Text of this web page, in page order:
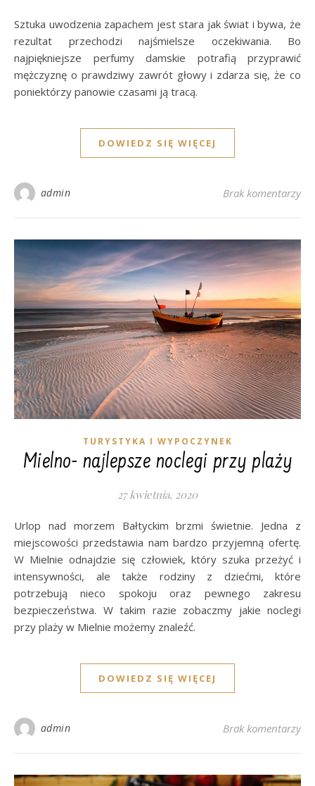
Sztuka uwodzenia zapachem jest stara jak świat i bywa, że
rezultat przechodzi najśmielsze oczekiwania. Bo
najpiękniejsze perfumy damskie potrafią przyprawić
mężczyznę o prawdziwy zawrót głowy i zdarza się, że co
poniektórzy panowie czasami ją tracą.
DOWIEDZ SIĘ WIĘCEJ
admin Brak komentarzy
TURYSTYKA I WYPOCZYNEK
Mielno- najlepsze noclegi przy plaży
27 kwietnia, 2020
Urlop nad morzem Bałtyckim brzmi świetnie. Jedna z
miejscowości przedstawia nam bardzo przyjemną ofertę.
W Mielnie odnajdzie się człowiek, który szuka przeżyć i
intensywności, ale także rodziny z dziećmi, które
potrzebują nieco spokoju oraz pewnego zakresu
bezpieczeństwa. W takim razie zobaczmy jakie noclegi
przy plaży w Mielnie możemy znaleźć.
DOWIEDZ SIĘ WIĘCEJ
admin Brak komentarzy